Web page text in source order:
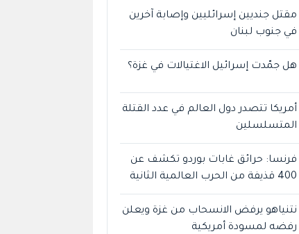
مقتل جنديين إسرائليين وإصابة آخرين
في جنوب لبنان
هل جمّدت إسرائيل الاغتيالات في غزة؟
أمريكا تتصدر دول العالم في عدد القتلة
المتسلسلين
فرنسا: حرائق غابات بوردو تكشف عن
400 قذيفة من الحرب العالمية الثانية
نتنياهو يرفض الانسحاب من غزة ويعلن
رفضه لمسودة أمريكية